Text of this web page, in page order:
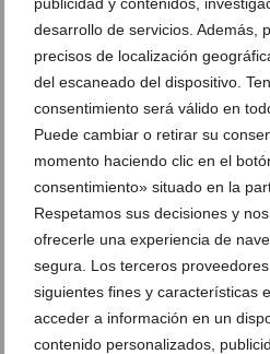
desarrollo de servicios. Además,
precisos de localización
del escaneado del dispositivo.
consentimiento será válido en
Puede cambiar o retirar su
momento haciendo clic en el
consentimiento» situado en la
Respetamos sus decisiones y
ofrecerle una experiencia de
segura. Los terceros
siguientes fines y características
acceder a información en un
contenido personalizados,
Hito histórico del Club
Campeonato de España
21 de julio de 2026